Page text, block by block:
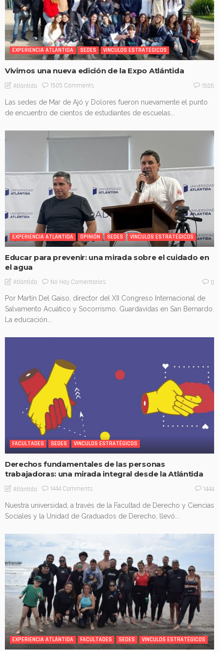
EXPERIENCIA ATLÁNTIDA SEDES VINCULOS ESTRATÉGICOS
Vivimos una nueva edición de la Expo Atlántida
Atlántida 1505 Comments 1505
Las sedes de Mar de Ajó y Dolores fueron nuevamente el punto
de encuentro de cientos de estudiantes de escuelas...
EXPERIENCIA ATLÁNTIDA OPINIÓN SEDES VINCULOS ESTRATÉGICOS
Educar para prevenir: una mirada sobre el cuidado en
el agua
Atlántida No Hay Comentarios 0
Por Martín Del Gaiso, director del XII Congreso Internacional de
Salvamento Acuático y Socorrismo. Guardavidas en San Bernardo.
La educación...
FACULTADES SEDES VINCULOS ESTRATÉGICOS
Derechos fundamentales de las personas
trabajadoras: una mirada integral desde la Atlántida
Atlántida 1444 Comments 1444
Nuestra universidad, a través de la Facultad de Derecho y Ciencias
Sociales y la Unidad de Graduados de Derecho, llevó...
EXPERIENCIA ATLÁNTIDA FACULTADES SEDES VINCULOS ESTRATÉGICOS